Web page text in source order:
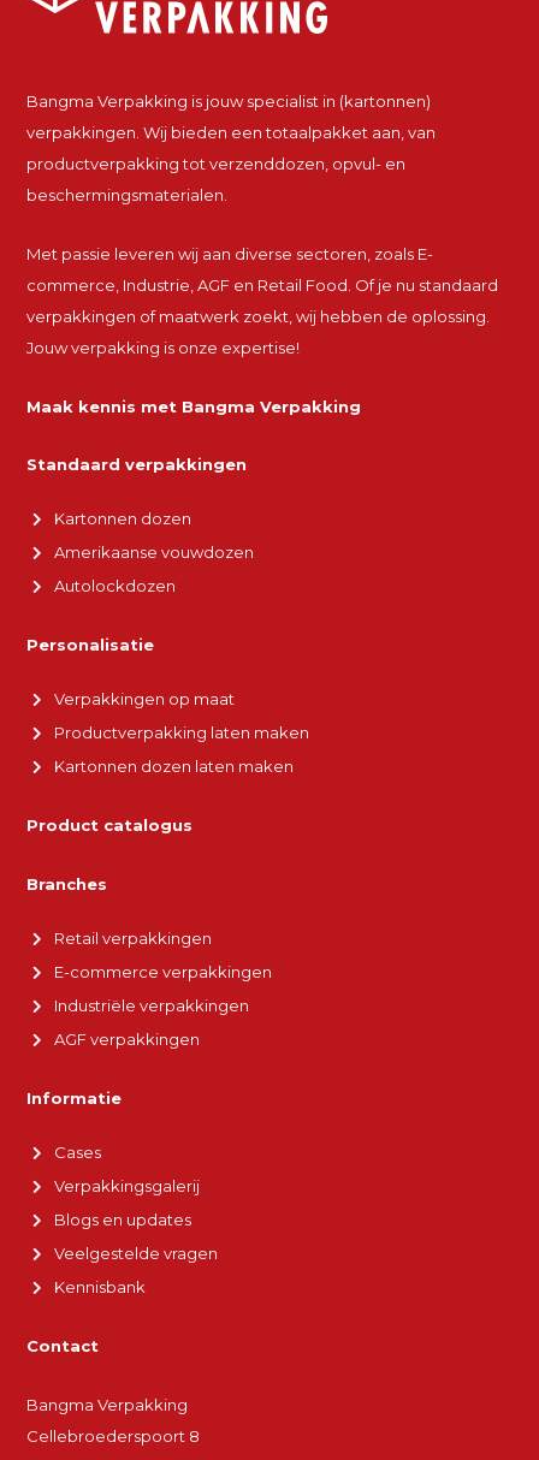
Bangma Verpakking is jouw specialist in (kartonnen)
verpakkingen. Wij bieden een totaalpakket aan, van
productverpakking tot verzenddozen, opvul- en
beschermingsmaterialen.
Met passie leveren wij aan diverse sectoren, zoals E-
commerce, Industrie, AGF en Retail Food. Of je nu standaard
verpakkingen of maatwerk zoekt, wij hebben de oplossing.
Jouw verpakking is onze expertise!
Maak kennis met Bangma Verpakking
Standaard verpakkingen
Kartonnen dozen
Amerikaanse vouwdozen
Autolockdozen
Personalisatie
Verpakkingen op maat
Productverpakking laten maken
Kartonnen dozen laten maken
Product catalogus
Branches
Retail verpakkingen
E-commerce verpakkingen
Industriële verpakkingen
AGF verpakkingen
Informatie
Cases
Verpakkingsgalerij
Blogs en updates
Veelgestelde vragen
Kennisbank
Contact
Bangma Verpakking
Cellebroederspoort 8